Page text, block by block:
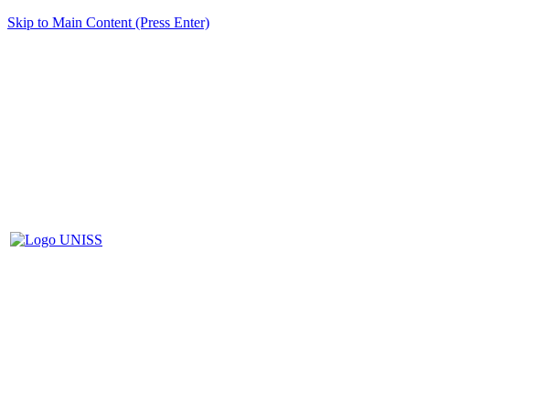
Skip to Main Content (Press Enter)